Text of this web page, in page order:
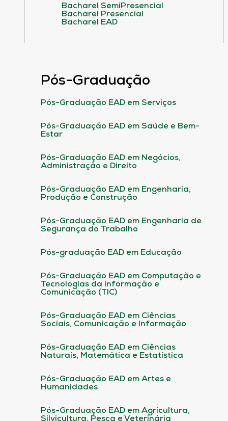
Bacharel SemiPresencial
Bacharel Presencial
Bacharel EAD
Pós-Graduação
Pós-Graduação EAD em Serviços
Pós-Graduação EAD em Saúde e Bem-
Estar
Pós-Graduação EAD em Negócios,
Administração e Direito
Pós-Graduação EAD em Engenharia,
Produção e Construção
Pós-Graduação EAD em Engenharia de
Segurança do Trabalho
Pós-graduação EAD em Educação
Pós-Graduação EAD em Computação e
Tecnologias da informação e
Comunicação (TIC)
Pós-Graduação EAD em Ciências
Sociais, Comunicação e Informação
Pós-Graduação EAD em Ciências
Naturais, Matemática e Estatística
Pós-Graduação EAD em Artes e
Humanidades
Pós-Graduação EAD em Agricultura,
Silvicultura, Pesca e Veterinária